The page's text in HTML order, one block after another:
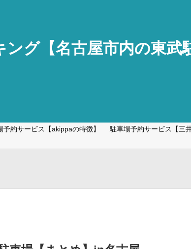
ング【名古屋市内の東武
予約サービス【akippaの特徴】 駐車場予約サービス【三